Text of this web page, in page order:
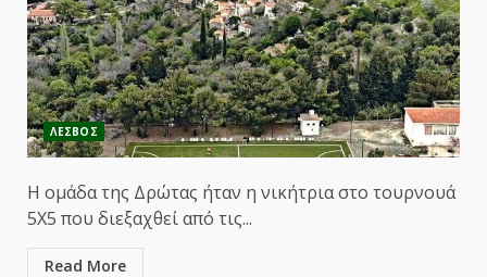
ΛΕΣΒΟΣ
Η ομάδα της Δρώτας ήταν η νικήτρια στο τουρνουά
5Χ5 που διεξαχθεί από τις...
Read More